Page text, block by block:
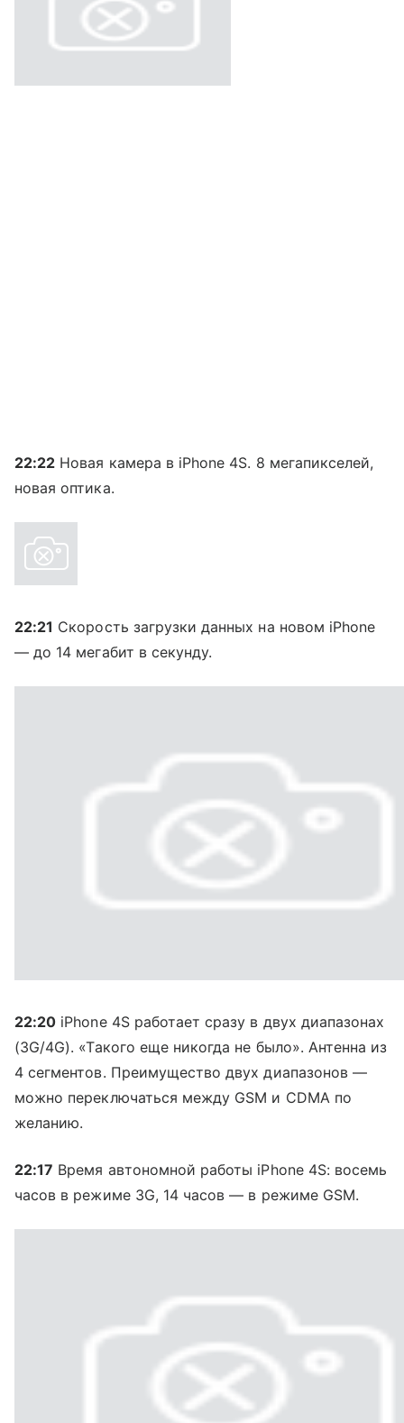
22:22 Новая камера в iPhone 4S. 8 мегапикселей,
новая оптика.
22:21 Скорость загрузки данных на новом iPhone
— до 14 мегабит в секунду.
22:20 iPhone 4S работает сразу в двух диапазонах
(3G/4G). «Такого еще никогда не было». Антенна из
4 сегментов. Преимущество двух диапазонов —
можно переключаться между GSM и CDMA по
желанию.
22:17 Время автономной работы iPhone 4S: восемь
часов в режиме 3G, 14 часов — в режиме GSM.